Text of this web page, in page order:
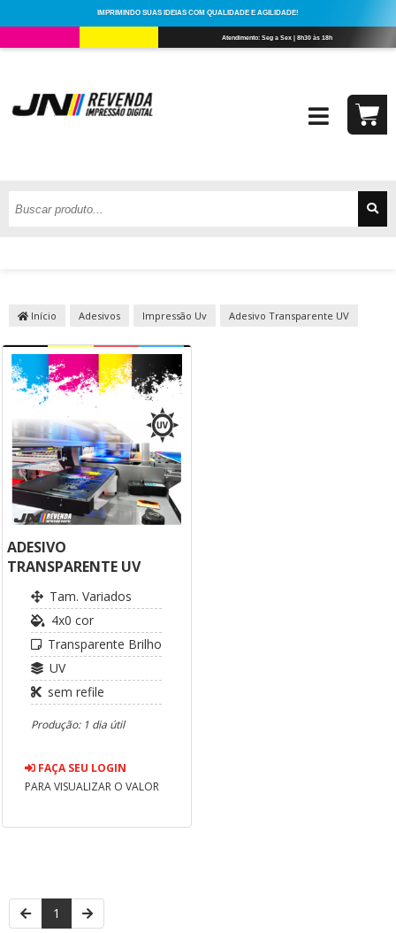
Início Adesivos Impressão Uv Adesivo Transparente UV
ADESIVO
TRANSPARENTE UV
Tam. Variados
4x0 cor
Transparente Brilho
UV
sem refile
Produção: 1 dia útil
FAÇA SEU LOGIN
PARA VISUALIZAR O VALOR
1